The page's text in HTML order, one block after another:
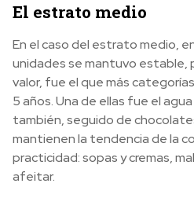
El estrato medio
En el caso del estrato medio,
unidades se mantuvo estable,
valor, fue el que más
5 años. Una de ellas fue el
también, seguido de
mantienen la tendencia de la
practicidad: sopas y cremas,
afeitar.